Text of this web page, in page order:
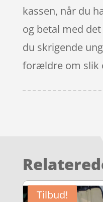
kassen, når du
og betal med
du skrigende
forældre om slik
Tilbud!